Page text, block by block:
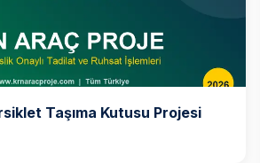
Taşıma Kutusu Projesi